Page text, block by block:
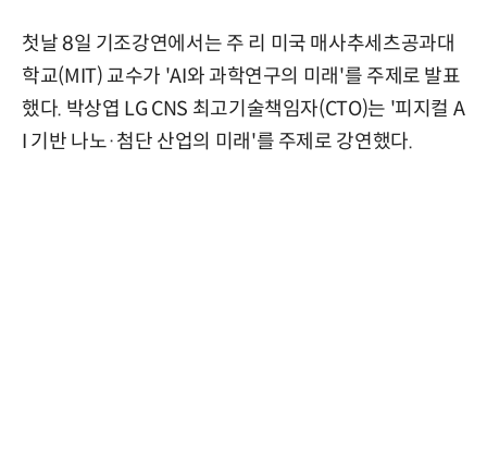
첫날 8일 기조강연에서는 주 리 미국 매사추세츠공과대
학교(MIT) 교수가 'AI와 과학연구의 미래'를 주제로 발표
했다. 박상엽 LG CNS 최고기술책임자(CTO)는 '피지컬 A
I 기반 나노·첨단 산업의 미래'를 주제로 강연했다.